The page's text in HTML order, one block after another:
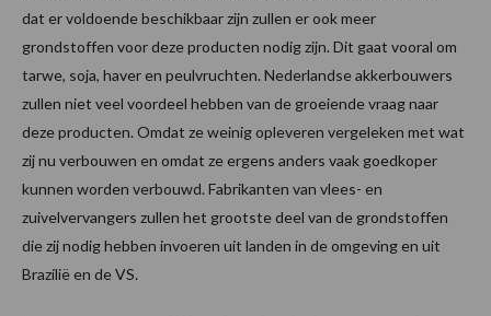
dat er voldoende beschikbaar zijn zullen er ook meer
grondstoffen voor deze producten nodig zijn. Dit gaat vooral om
tarwe, soja, haver en peulvruchten. Nederlandse akkerbouwers
zullen niet veel voordeel hebben van de groeiende vraag naar
deze producten. Omdat ze weinig opleveren vergeleken met wat
zij nu verbouwen en omdat ze ergens anders vaak goedkoper
kunnen worden verbouwd. Fabrikanten van vlees- en
zuivelvervangers zullen het grootste deel van de grondstoffen
die zij nodig hebben invoeren uit landen in de omgeving en uit
Brazilië en de VS.